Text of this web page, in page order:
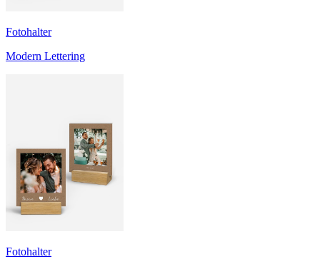
Fotohalter
Modern Lettering
Fotohalter